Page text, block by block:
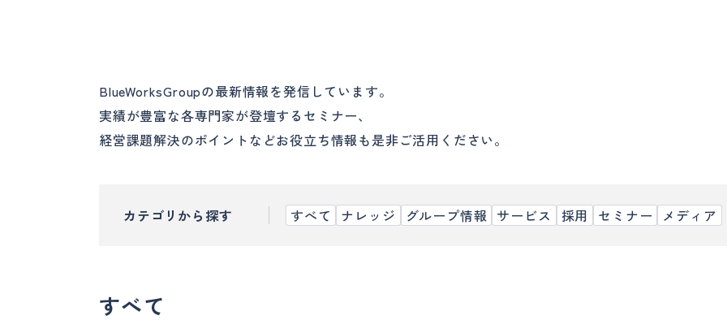
BlueWorksGroupの最新情報を発信しています。
実績が豊富な各専門家が登壇するセミナー、
経営課題解決のポイントなどお役立ち情報も是非ご活用ください。
カテゴリから探す すべて ナレッジ グループ情報 サービス 採用 セミナー メディア
すべて